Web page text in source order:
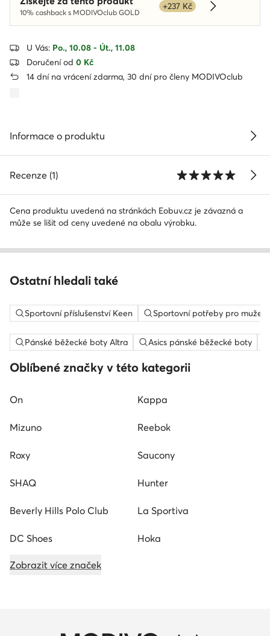
10% cashback s MODIVOclub GOLD
+237 Kč
Dowiedz się
U Vás: Po., 10.08 - Út., 11.08
Doručení od 0 Kč
14 dní na vrácení zdarma, 30 dní pro členy MODIVOclub
Informace o produktu
Recenze (1)
Cena produktu uvedená na stránkách Eobuv.cz je závazná a
může se lišit od ceny uvedené na obalu výrobku.
Ostatní hledali také
Sportovní příslušenství Keen Sportovní potřeby pro muže
Pánské běžecké boty Altra Asics pánské běžecké boty
Oblíbené značky v této kategorii
On Kappa
Mizuno Reebok
Roxy Saucony
SHAQ Hunter
Beverly Hills Polo Club La Sportiva
DC Shoes Hoka
Zobrazit více značek